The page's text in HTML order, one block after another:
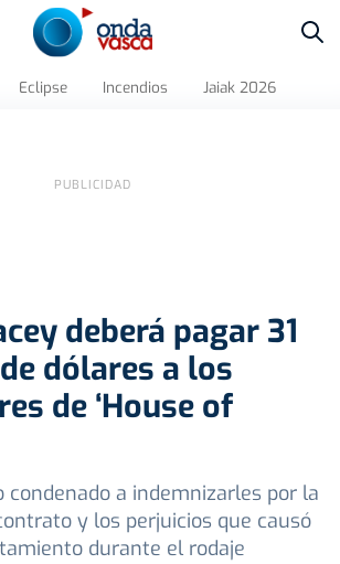
Eclipse Incendios Jaiak 2026
deberá pagar 31
dólares a los
de ‘House of
condenado a indemnizarles por la
y los perjuicios que causó
durante el rodaje